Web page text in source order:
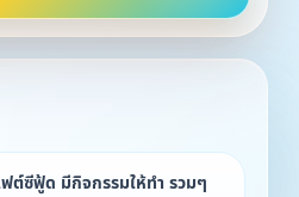
ฟต์ซีฟู้ด มีกิจกรรมให้ทำ รวมๆ